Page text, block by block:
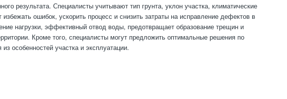
результата. Специалисты учитывают тип грунта, уклон участка, климатические
ошибок, ускорить процесс и снизить затраты на исправление дефектов в
нагрузки, эффективный отвод воды, предотвращает образование трещин и
Кроме того, специалисты могут предложить оптимальные решения по
особенностей участка и эксплуатации.